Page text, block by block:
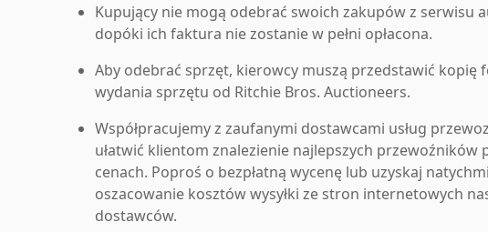
Kupujący nie mogą odebrać swoich zakupów z serwisu
dopóki ich faktura nie zostanie w pełni opłacona.
Aby odebrać sprzęt, kierowcy muszą przedstawić kopię
wydania sprzętu od Ritchie Bros. Auctioneers.
Współpracujemy z zaufanymi dostawcami usług
ułatwić klientom znalezienie najlepszych przewoźników
cenach. Poproś o bezpłatną wycenę lub uzyskaj
oszacowanie kosztów wysyłki ze stron internetowych
dostawców.